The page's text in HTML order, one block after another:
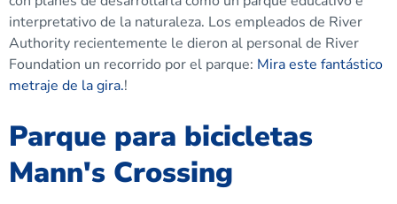
interpretativo de la naturaleza. Los empleados de River
Authority recientemente le dieron al personal de River
Foundation un recorrido por el parque: Mira este fantástico
metraje de la gira.!
Parque para bicicletas
Mann's Crossing